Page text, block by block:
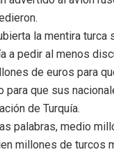
la mentira turca
a pedir al menos
de euros para
para que sus
de Turquía.
palabras, medio
millones de turcos